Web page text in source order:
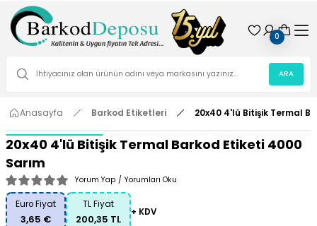
ARA
0
Anasayfa Barkod Etiketleri 20x40 4'lü Bitişik Termal
20x40 4'lü Bitişik Termal Barkod Etiketi 4000
Sarım
Yorum Yap / Yorumları Oku
Euro Fiyat
3,65 €
TL Fiyat
200,35 TL
+ KDV